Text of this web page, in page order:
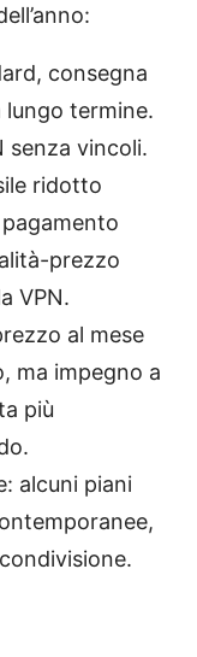
consegna
lungo termine.
senza vincoli.
ridotto
prezzo
VPN.
al mese
ma impegno a
più
alcuni piani